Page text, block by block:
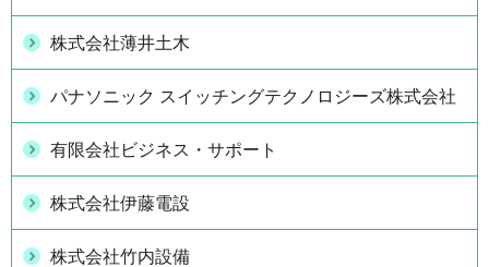
株式会社薄井土木
パナソニック スイッチングテクノロジーズ株式会社
有限会社ビジネス・サポート
株式会社伊藤電設
株式会社竹内設備